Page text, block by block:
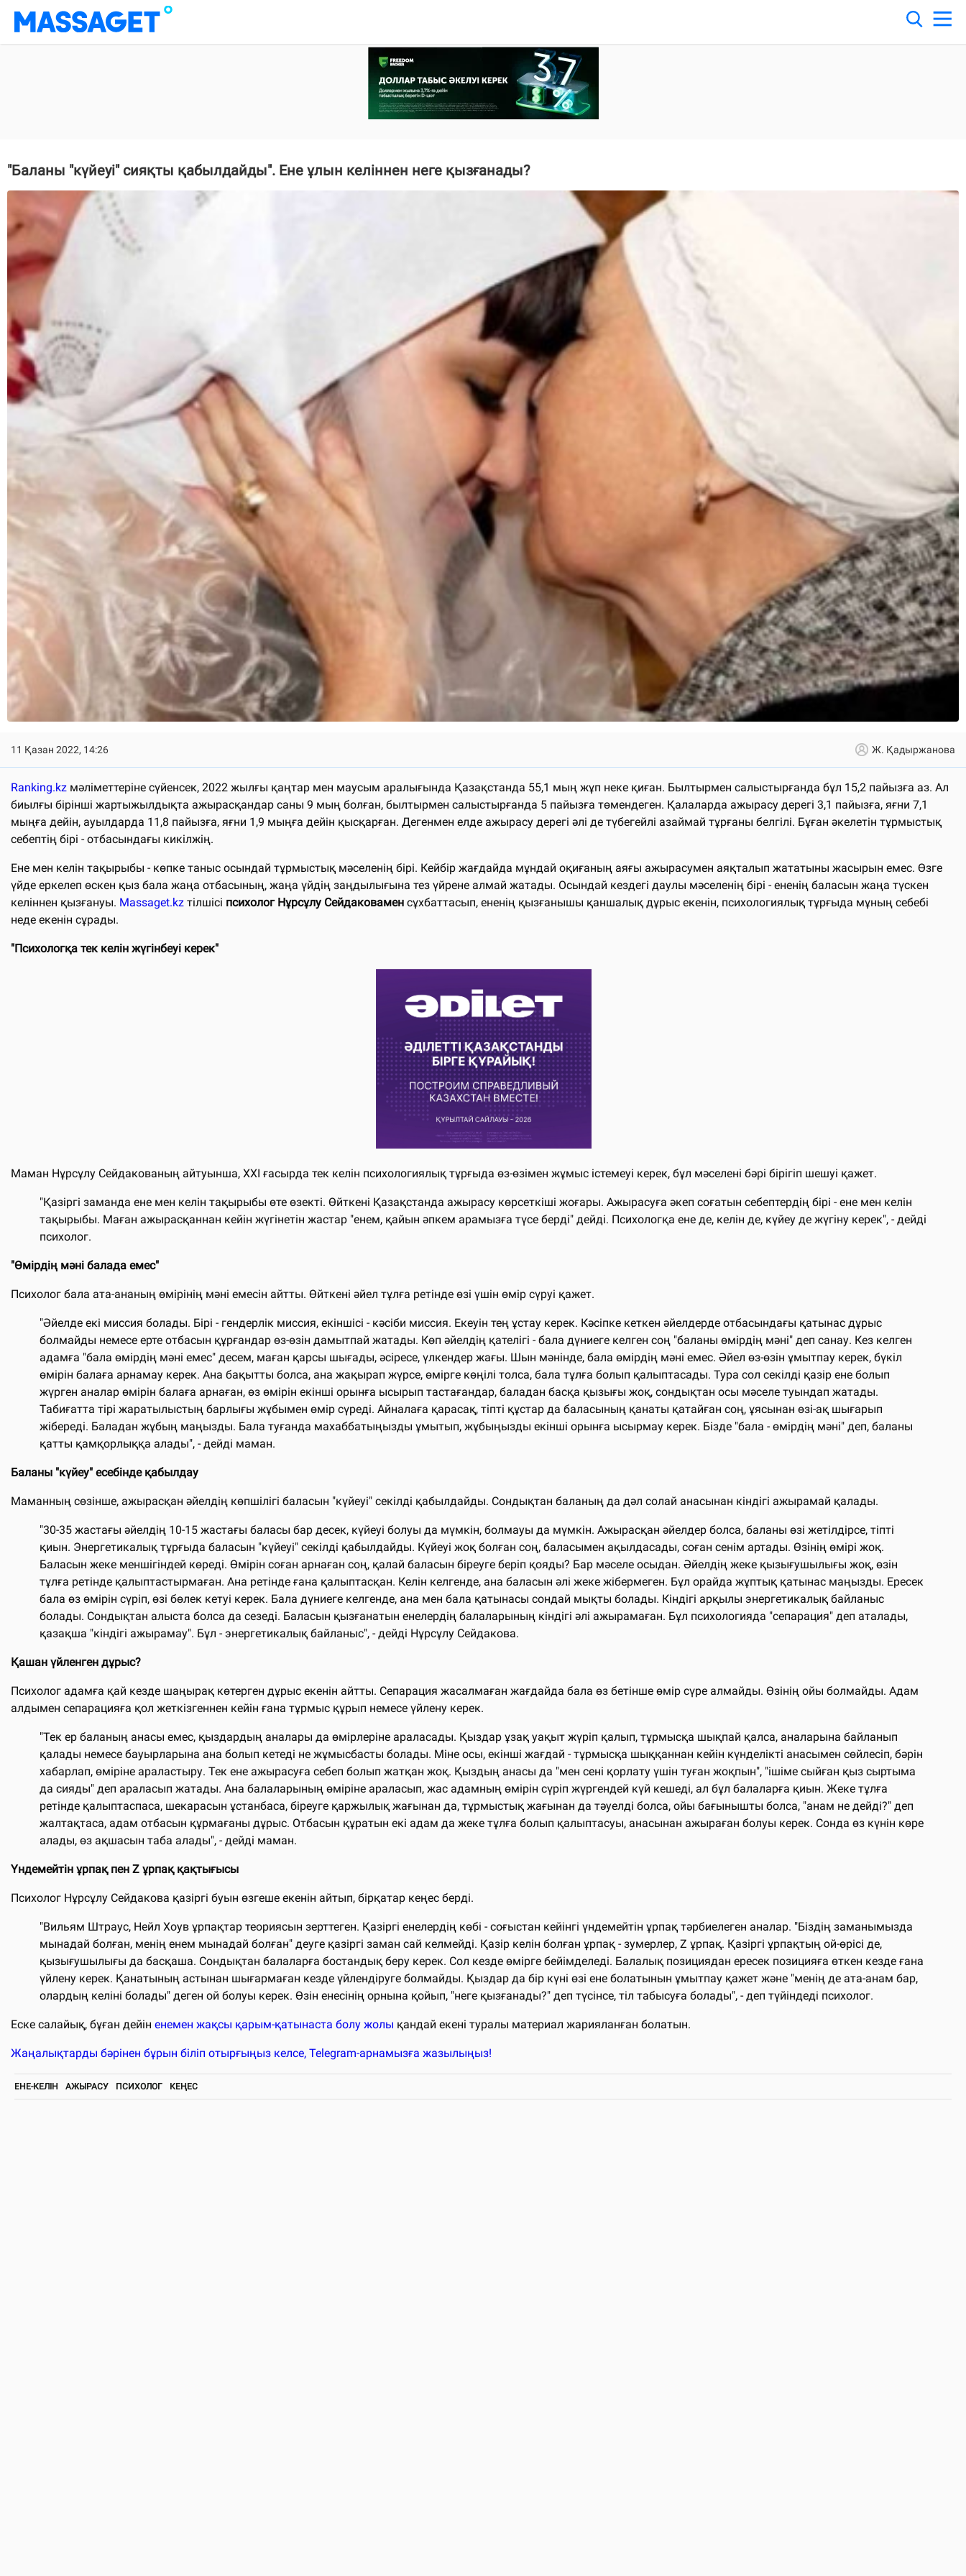
"Баланы "күйеуі" сияқты қабылдайды". Ене ұлын келіннен неге қызғанады?
11 Қазан 2022, 14:26 Ж. Қадыржанова
Ranking.kz мәліметтеріне сүйенсек, 2022 жылғы қаңтар мен маусым аралығында Қазақстанда 55,1 мың жұп неке қиған. Былтырмен салыстырғанда бұл 15,2 пайызға аз. Ал
биылғы бірінші жартыжылдықта ажырасқандар саны 9 мың болған, былтырмен салыстырғанда 5 пайызға төмендеген. Қалаларда ажырасу дерегі 3,1 пайызға, яғни 7,1
мыңға дейін, ауылдарда 11,8 пайызға, яғни 1,9 мыңға дейін қысқарған. Дегенмен елде ажырасу дерегі әлі де түбегейлі азаймай тұрғаны белгілі. Бұған әкелетін тұрмыстық
себептің бірі - отбасындағы кикілжің.
Ене мен келін тақырыбы - көпке таныс осындай тұрмыстық мәселенің бірі. Кейбір жағдайда мұндай оқиғаның аяғы ажырасумен аяқталып жататыны жасырын емес. Өзге
үйде еркелеп өскен қыз бала жаңа отбасының, жаңа үйдің заңдылығына тез үйрене алмай жатады. Осындай кездегі даулы мәселенің бірі - ененің баласын жаңа түскен
келіннен қызғануы. Massaget.kz тілшісі психолог Нұрсұлу Сейдаковамен сұхбаттасып, ененің қызғанышы қаншалық дұрыс екенін, психологиялық тұрғыда мұның себебі
неде екенін сұрады.
"Психологқа тек келін жүгінбеуі керек"
Маман Нұрсұлу Сейдакованың айтуынша, ХХІ ғасырда тек келін психологиялық тұрғыда өз-өзімен жұмыс істемеуі керек, бұл мәселені бәрі бірігіп шешуі қажет.
"Қазіргі заманда ене мен келін тақырыбы өте өзекті. Өйткені Қазақстанда ажырасу көрсеткіші жоғары. Ажырасуға әкеп соғатын себептердің бірі - ене мен келін
тақырыбы. Маған ажырасқаннан кейін жүгінетін жастар "енем, қайын әпкем арамызға түсе берді" дейді. Психологқа ене де, келін де, күйеу де жүгіну керек", - дейді
психолог.
"Өмірдің мәні балада емес"
Психолог бала ата-ананың өмірінің мәні емесін айтты. Өйткені әйел тұлға ретінде өзі үшін өмір сүруі қажет.
"Әйелде екі миссия болады. Бірі - гендерлік миссия, екіншісі - кәсіби миссия. Екеуін тең ұстау керек. Кәсіпке кеткен әйелдерде отбасындағы қатынас дұрыс
болмайды немесе ерте отбасын құрғандар өз-өзін дамытпай жатады. Көп әйелдің қателігі - бала дүниеге келген соң "баланы өмірдің мәні" деп санау. Кез келген
адамға "бала өмірдің мәні емес" десем, маған қарсы шығады, әсіресе, үлкендер жағы. Шын мәнінде, бала өмірдің мәні емес. Әйел өз-өзін ұмытпау керек, бүкіл
өмірін балаға арнамау керек. Ана бақытты болса, ана жақырап жүрсе, өмірге көңілі толса, бала тұлға болып қалыптасады. Тура сол секілді қазір ене болып
жүрген аналар өмірін балаға арнаған, өз өмірін екінші орынға ысырып тастағандар, баладан басқа қызығы жоқ, сондықтан осы мәселе туындап жатады.
Табиғатта тірі жаратылыстың барлығы жұбымен өмір сүреді. Айналаға қарасақ, тіпті құстар да баласының қанаты қатайған соң, ұясынан өзі-ақ шығарып
жібереді. Баладан жұбың маңызды. Бала туғанда махаббатыңызды ұмытып, жұбыңызды екінші орынға ысырмау керек. Бізде "бала - өмірдің мәні" деп, баланы
қатты қамқорлыққа алады", - дейді маман.
Баланы "күйеу" есебінде қабылдау
Маманның сөзінше, ажырасқан әйелдің көпшілігі баласын "күйеуі" секілді қабылдайды. Сондықтан баланың да дәл солай анасынан кіндігі ажырамай қалады.
"30-35 жастағы әйелдің 10-15 жастағы баласы бар десек, күйеуі болуы да мүмкін, болмауы да мүмкін. Ажырасқан әйелдер болса, баланы өзі жетілдірсе, тіпті
қиын. Энергетикалық тұрғыда баласын "күйеуі" секілді қабылдайды. Күйеуі жоқ болған соң, баласымен ақылдасады, соған сенім артады. Өзінің өмірі жоқ.
Баласын жеке меншігіндей көреді. Өмірін соған арнаған соң, қалай баласын біреуге беріп қояды? Бар мәселе осыдан. Әйелдің жеке қызығушылығы жоқ, өзін
тұлға ретінде қалыптастырмаған. Ана ретінде ғана қалыптасқан. Келін келгенде, ана баласын әлі жеке жібермеген. Бұл орайда жұптық қатынас маңызды. Ересек
бала өз өмірін сүріп, өзі бөлек кетуі керек. Бала дүниеге келгенде, ана мен бала қатынасы сондай мықты болады. Кіндігі арқылы энергетикалық байланыс
болады. Сондықтан алыста болса да сезеді. Баласын қызғанатын енелердің балаларының кіндігі әлі ажырамаған. Бұл психологияда "сепарация" деп аталады,
қазақша "кіндігі ажырамау". Бұл - энергетикалық байланыс", - дейді Нұрсұлу Сейдакова.
Қашан үйленген дұрыс?
Психолог адамға қай кезде шаңырақ көтерген дұрыс екенін айтты. Сепарация жасалмаған жағдайда бала өз бетінше өмір сүре алмайды. Өзінің ойы болмайды. Адам
алдымен сепарацияға қол жеткізгеннен кейін ғана тұрмыс құрып немесе үйлену керек.
"Тек ер баланың анасы емес, қыздардың аналары да өмірлеріне араласады. Қыздар ұзақ уақыт жүріп қалып, тұрмысқа шықпай қалса, аналарына байланып
қалады немесе бауырларына ана болып кетеді не жұмысбасты болады. Міне осы, екінші жағдай - тұрмысқа шыққаннан кейін күнделікті анасымен сөйлесіп, бәрін
хабарлап, өміріне араластыру. Тек ене ажырасуға себеп болып жатқан жоқ. Қыздың анасы да "мен сені қорлату үшін туған жоқпын", "ішіме сыйған қыз сыртыма
да сияды" деп араласып жатады. Ана балаларының өміріне араласып, жас адамның өмірін сүріп жүргендей күй кешеді, ал бұл балаларға қиын. Жеке тұлға
ретінде қалыптаспаса, шекарасын ұстанбаса, біреуге қаржылық жағынан да, тұрмыстық жағынан да тәуелді болса, ойы бағынышты болса, "анам не дейді?" деп
жалтақтаса, адам отбасын құрмағаны дұрыс. Отбасын құратын екі адам да жеке тұлға болып қалыптасуы, анасынан ажыраған болуы керек. Сонда өз күнін көре
алады, өз ақшасын таба алады", - дейді маман.
Үндемейтін ұрпақ пен Z ұрпақ қақтығысы
Психолог Нұрсұлу Сейдакова қазіргі буын өзгеше екенін айтып, бірқатар кеңес берді.
"Вильям Штраус, Нейл Хоув ұрпақтар теориясын зерттеген. Қазіргі енелердің көбі - соғыстан кейінгі үндемейтін ұрпақ тәрбиелеген аналар. "Біздің заманымызда
мынадай болған, менің енем мынадай болған" деуге қазіргі заман сай келмейді. Қазір келін болған ұрпақ - зумерлер, Z ұрпақ. Қазіргі ұрпақтың ой-өрісі де,
қызығушылығы да басқаша. Сондықтан балаларға бостандық беру керек. Сол кезде өмірге бейімделеді. Балалық позициядан ересек позицияға өткен кезде ғана
үйлену керек. Қанатының астынан шығармаған кезде үйлендіруге болмайды. Қыздар да бір күні өзі ене болатынын ұмытпау қажет және "менің де ата-анам бар,
олардың келіні болады" деген ой болуы керек. Өзін енесінің орнына қойып, "неге қызғанады?" деп түсінсе, тіл табысуға болады", - деп түйіндеді психолог.
Еске салайық, бұған дейін енемен жақсы қарым-қатынаста болу жолы қандай екені туралы материал жарияланған болатын.
Жаңалықтарды бәрінен бұрын біліп отырғыңыз келсе, Telegram-арнамызға жазылыңыз!
ЕНЕ-КЕЛІН АЖЫРАСУ ПСИХОЛОГ КЕҢЕС